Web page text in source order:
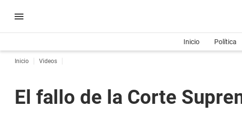
Inicio Política
Inicio Videos
El fallo de la Corte